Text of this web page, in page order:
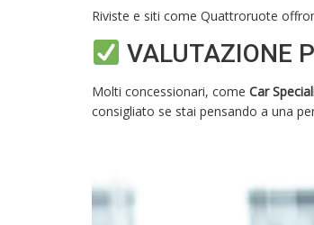
Riviste e siti come Quattroruote
VALUTAZIONE
Molti concessionari, come Car
consigliato se stai pensando a una